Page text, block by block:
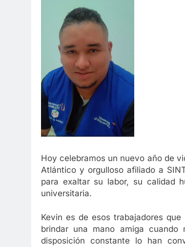
Hoy celebramos un nuevo año de
Atlántico y orgulloso afiliado a
para exaltar su labor, su calidad
universitaria.
Kevin es de esos trabajadores
brindar una mano amiga
disposición constante lo han